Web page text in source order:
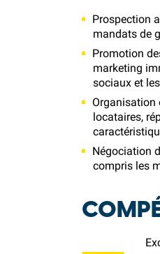
Prospection
mandats de
Promotion
marketing
sociaux et
Organisation
locataires,
Négociation
compris les